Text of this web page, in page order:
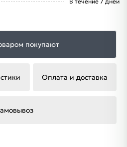
покупают
Оплата и доставка